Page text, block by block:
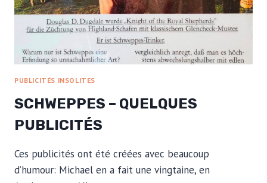
PUBLICITÉS INSOLITES
SCHWEPPES – QUELQUES
PUBLICITÉS
Ces publicités ont été créées avec beaucoup
d’humour: Michael en a fait une vingtaine, en